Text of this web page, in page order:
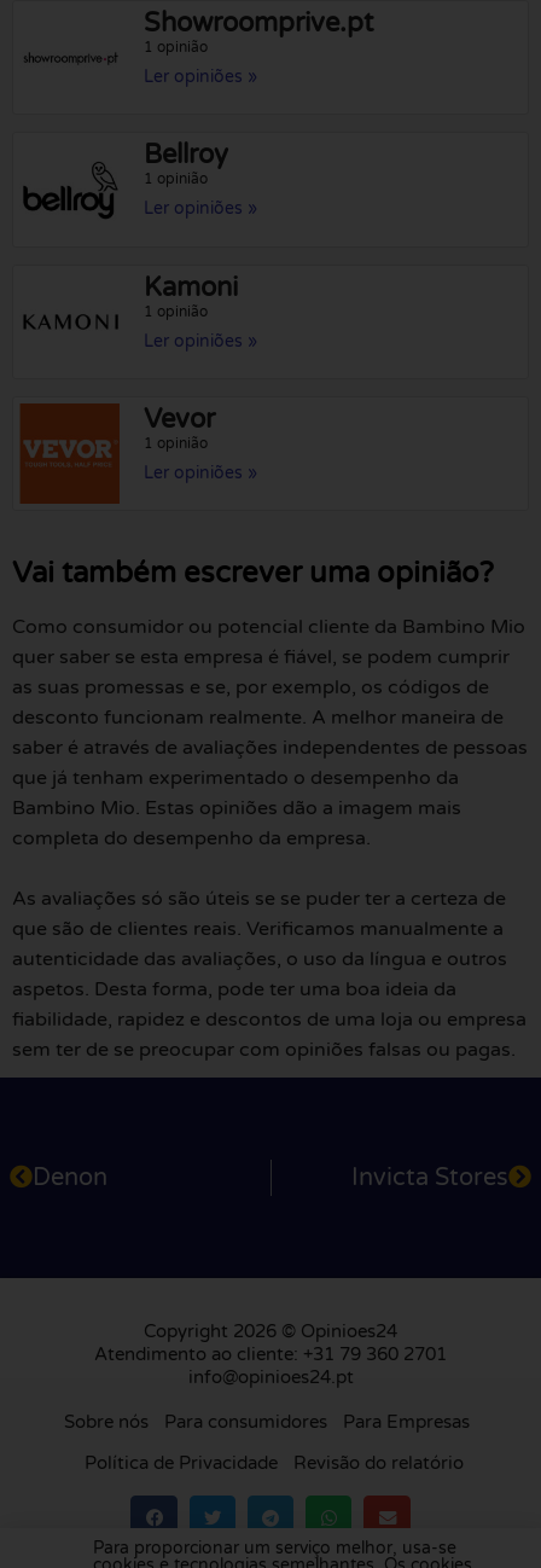
Showroomprive.pt
1 opinião
Ler opiniões »
Bellroy
1 opinião
Ler opiniões »
Kamoni
1 opinião
Ler opiniões »
Vevor
1 opinião
Ler opiniões »
Vai também escrever uma opinião?
Como consumidor ou potencial cliente da Bambino Mio
quer saber se esta empresa é fiável, se podem cumprir
as suas promessas e se, por exemplo, os códigos de
desconto funcionam realmente. A melhor maneira de
saber é através de avaliações independentes de pessoas
que já tenham experimentado o desempenho da
Bambino Mio. Estas opiniões dão a imagem mais
completa do desempenho da empresa.
As avaliações só são úteis se se puder ter a certeza de
que são de clientes reais. Verificamos manualmente a
autenticidade das avaliações, o uso da língua e outros
aspetos. Desta forma, pode ter uma boa ideia da
fiabilidade, rapidez e descontos de uma loja ou empresa
sem ter de se preocupar com opiniões falsas ou pagas.
Denon Invicta Stores
Copyright 2026 © Opinioes24
Atendimento ao cliente: +31 79 360 2701
info@opinioes24.pt
Sobre nós Para consumidores
Para Empresas
Política de Privacidade
Revisão do relatório
Para proporcionar um serviço melhor, usa-se